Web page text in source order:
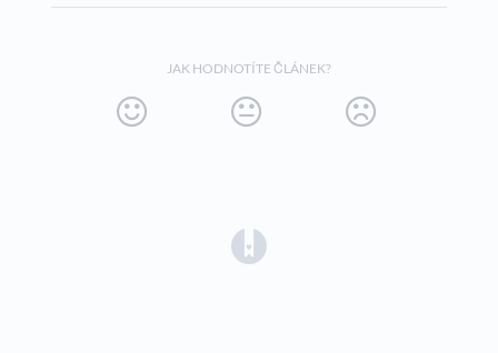
JAK HODNOTÍTE ČLÁNEK?